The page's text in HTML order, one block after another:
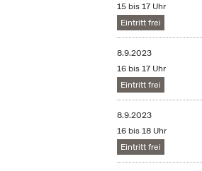
15 bis 17 Uhr
Eintritt frei
8.9.2023
16 bis 17 Uhr
Eintritt frei
8.9.2023
16 bis 18 Uhr
Eintritt frei